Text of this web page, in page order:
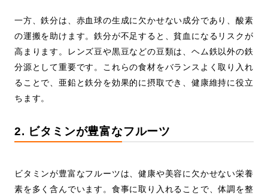
一方、鉄分は、赤血球の生成に欠かせない成分であり、酸素
の運搬を助けます。鉄分が不足すると、貧血になるリスクが
高まります。レンズ豆や黒豆などの豆類は、ヘム鉄以外の鉄
分源として重要です。これらの食材をバランスよく取り入れ
ることで、亜鉛と鉄分を効果的に摂取でき、健康維持に役立
ちます。
2. ビタミンが豊富なフルーツ
ビタミンが豊富なフルーツは、健康や美容に欠かせない栄養
素を多く含んでいます。食事に取り入れることで、体調を整